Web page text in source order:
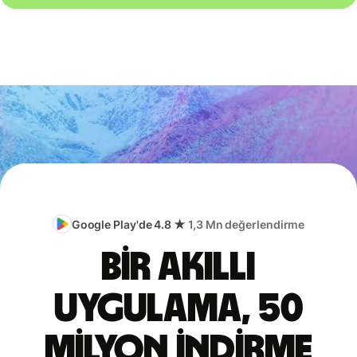
Google Play'de 4.8 ★ 1,3 Mn değerlendirme
Bir akıllı
uygulama, 50